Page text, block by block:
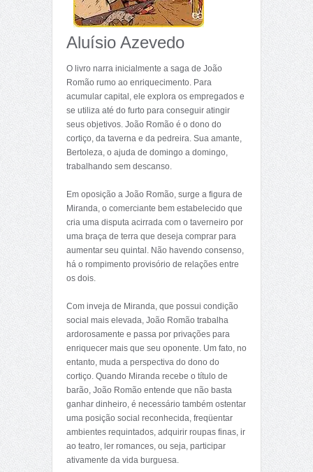
Aluísio Azevedo
O livro narra inicialmente a saga de João
Romão rumo ao enriquecimento. Para
acumular capital, ele explora os empregados e
se utiliza até do furto para conseguir atingir
seus objetivos. João Romão é o dono do
cortiço, da taverna e da pedreira. Sua amante,
Bertoleza, o ajuda de domingo a domingo,
trabalhando sem descanso.
Em oposição a João Romão, surge a figura de
Miranda, o comerciante bem estabelecido que
cria uma disputa acirrada com o taverneiro por
uma braça de terra que deseja comprar para
aumentar seu quintal. Não havendo consenso,
há o rompimento provisório de relações entre
os dois.
Com inveja de Miranda, que possui condição
social mais elevada, João Romão trabalha
ardorosamente e passa por privações para
enriquecer mais que seu oponente. Um fato, no
entanto, muda a perspectiva do dono do
cortiço. Quando Miranda recebe o título de
barão, João Romão entende que não basta
ganhar dinheiro, é necessário também ostentar
uma posição social reconhecida, freqüentar
ambientes requintados, adquirir roupas finas, ir
ao teatro, ler romances, ou seja, participar
ativamente da vida burguesa.